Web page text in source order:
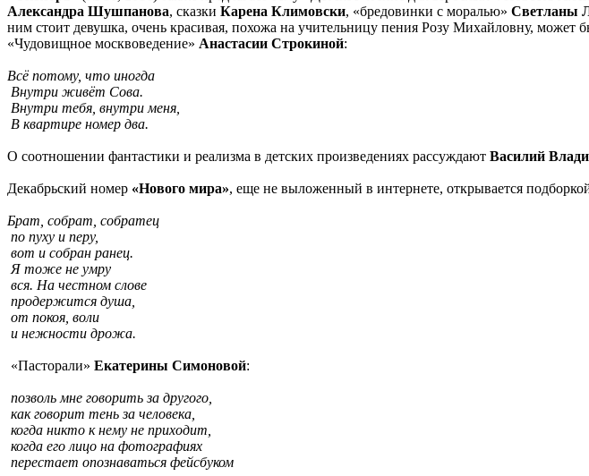
Александра Шушпанова, сказки Карена Климовски, «бредовинки с моралью» Светланы
ним стоит девушка, очень красивая, похожа на учительницу пения Розу Михайловну, может
«Чудовищное москвоведение» Анастасии Строкиной:
Всё потому, что иногда
Внутри живёт Сова.
Внутри тебя, внутри меня,
В квартире номер два.
О соотношении фантастики и реализма в детских произведениях рассуждают Василий
Декабрьский номер «Нового мира», еще не выложенный в интернете, открывается
Брат, собрат, собратец
по пуху и перу,
вот и собран ранец.
Я тоже не умру
вся. На честном слове
продержится душа,
от покоя, воли
и нежности дрожа.
«Пасторали» Екатерины Симоновой:
позволь мне говорить за другого,
как говорит тень за человека,
когда никто к нему не приходит,
когда его лицо на фотографиях
перестает опознаваться фейсбуком